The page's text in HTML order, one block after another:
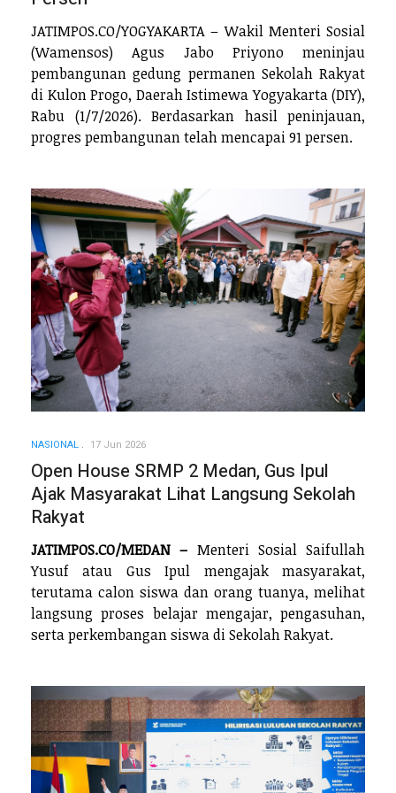
JATIMPOS.CO/YOGYAKARTA – Wakil Menteri Sosial
(Wamensos) Agus Jabo Priyono meninjau
pembangunan gedung permanen Sekolah Rakyat
di Kulon Progo, Daerah Istimewa Yogyakarta (DIY),
Rabu (1/7/2026). Berdasarkan hasil peninjauan,
progres pembangunan telah mencapai 91 persen.
NASIONAL 17 Jun 2026
Open House SRMP 2 Medan, Gus Ipul
Ajak Masyarakat Lihat Langsung Sekolah
Rakyat
JATIMPOS.CO/MEDAN – Menteri Sosial Saifullah
Yusuf atau Gus Ipul mengajak masyarakat,
terutama calon siswa dan orang tuanya, melihat
langsung proses belajar mengajar, pengasuhan,
serta perkembangan siswa di Sekolah Rakyat.